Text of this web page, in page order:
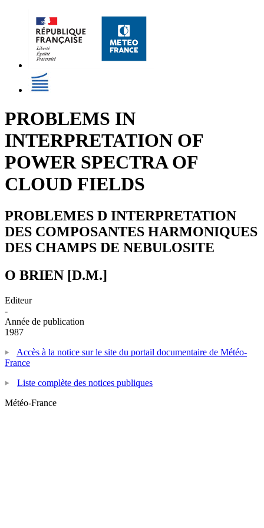
PROBLEMS IN
INTERPRETATION OF
POWER SPECTRA OF
CLOUD FIELDS
PROBLEMES D INTERPRETATION
DES COMPOSANTES HARMONIQUES
DES CHAMPS DE NEBULOSITE
O BRIEN [D.M.]
Editeur
-
Année de publication
1987
Accès à la notice sur le site du portail documentaire de Météo-
France
Liste complète des notices publiques
Météo-France